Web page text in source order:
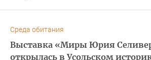
Среда обитания
Выставка «Миры Юрия
открылась в Усольском